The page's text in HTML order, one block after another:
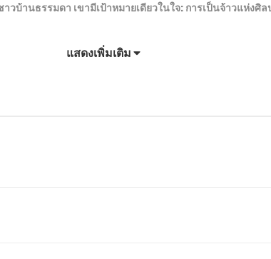
บ้านธรรมดา เขามีเป้าหมายเดียวในใจ: การเป็นจ้าวแห่งศิ
แสดงเพิ่มเติม